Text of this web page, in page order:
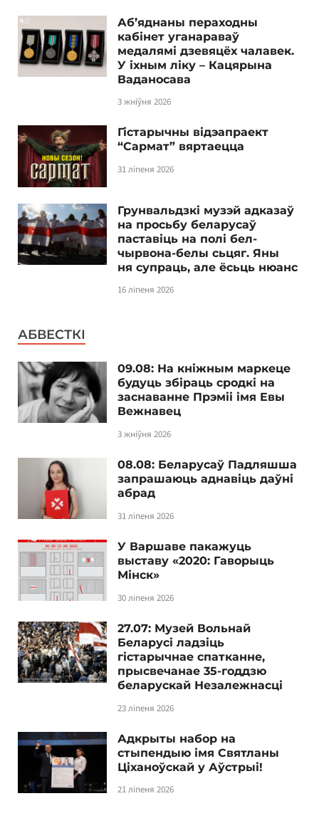
Аб’яднаны пераходны
кабінет уганараваў
медалямі дзевяцёх чалавек.
У іхным ліку – Кацярына
Ваданосава
3 жніўня 2026
Гістарычны відэапраект
“Сармат” вяртаецца
31 ліпеня 2026
Грунвальдзкі музэй адказаў
на просьбу беларусаў
паставіць на полі бел-
чырвона-белы сьцяг. Яны
ня супраць, але ёсьць нюанс
16 ліпеня 2026
АБВЕСТКІ
09.08: На кніжным маркеце
будуць збіраць сродкі на
заснаванне Прэміі імя Евы
Вежнавец
3 жніўня 2026
08.08: Беларусаў Падляшша
запрашаюць аднавіць даўні
абрад
31 ліпеня 2026
У Варшаве пакажуць
выставу «2020: Гаворыць
Мінск»
30 ліпеня 2026
27.07: Музей Вольнай
Беларусі ладзіць
гістарычнае спатканне,
прысвечанае 35-годдзю
беларускай Незалежнасці
23 ліпеня 2026
Адкрыты набор на
стыпендыю імя Святланы
Ціханоўскай у Аўстрыі!
21 ліпеня 2026